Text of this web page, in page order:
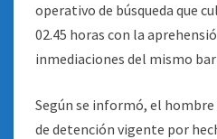
operativo de búsqueda que
02.45 horas con la
inmediaciones del mismo
Según se informó, el
de detención vigente por